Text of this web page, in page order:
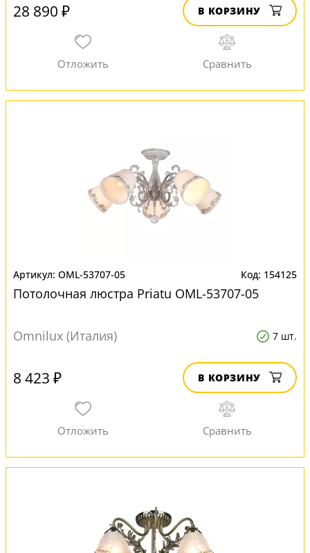
28 890 ₽ В КОРЗИНУ
OML-53707-05 154125
Потолочная люстра Priatu OML-53707-05
Omnilux (Италия) 7 шт.
8 423 ₽ В КОРЗИНУ